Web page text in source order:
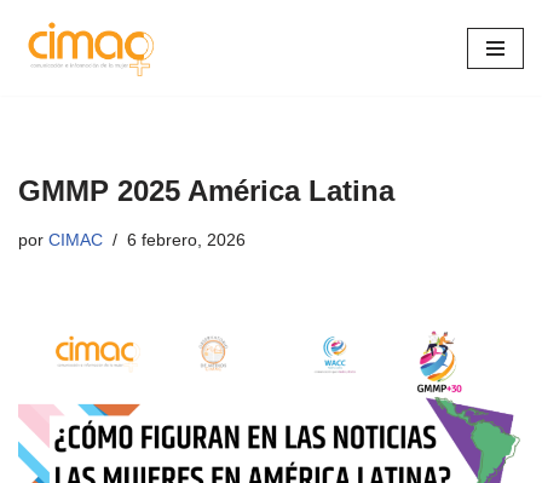
Saltar
GMMP 2025 América Latina
por CIMAC 6 febrero, 2026